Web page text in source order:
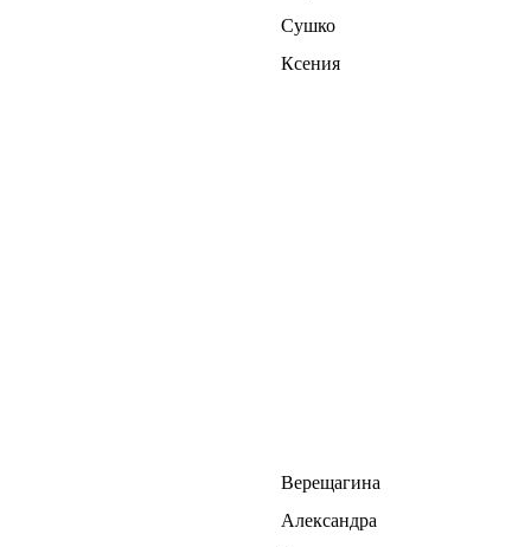
Сушко
Ксения
Верещагина
Александра